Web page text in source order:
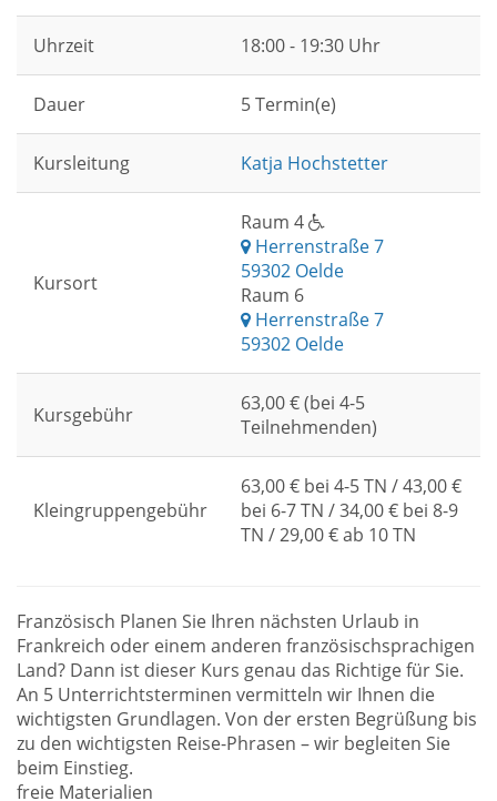
Uhrzeit 18:00 - 19:30 Uhr
Dauer 5 Termin(e)
Kursleitung Katja Hochstetter
Kursort
Raum 4
Herrenstraße 7
59302 Oelde
Raum 6
Herrenstraße 7
59302 Oelde
Kursgebühr
63,00 € (bei 4-5
Teilnehmenden)
Kleingruppengebühr
63,00 € bei 4-5 TN / 43,00 €
bei 6-7 TN / 34,00 € bei 8-9
TN / 29,00 € ab 10 TN
Französisch Planen Sie Ihren nächsten Urlaub in
Frankreich oder einem anderen französischsprachigen
Land? Dann ist dieser Kurs genau das Richtige für Sie.
An 5 Unterrichtsterminen vermitteln wir Ihnen die
wichtigsten Grundlagen. Von der ersten Begrüßung bis
zu den wichtigsten Reise-Phrasen – wir begleiten Sie
beim Einstieg.
freie Materialien